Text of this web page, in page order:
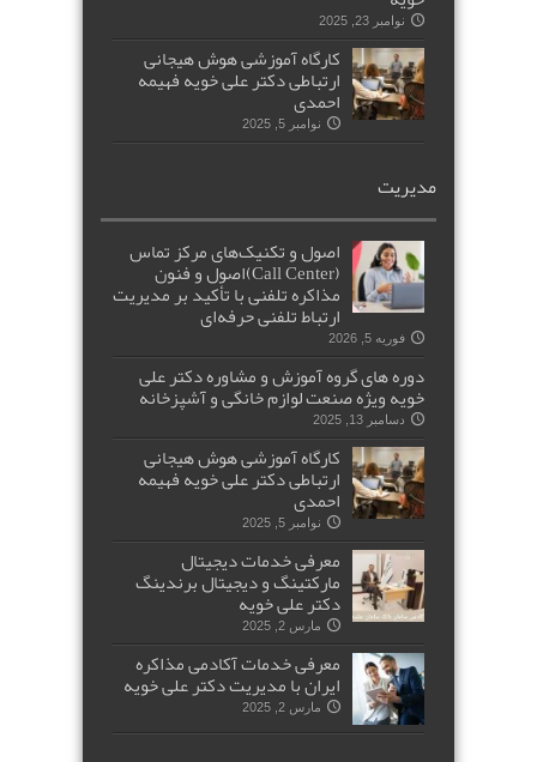
نوامبر 23, 2025
کارگاه آموزشی هوش هیجانی
ارتباطی دکتر علی خویه فهیمه
احمدی
نوامبر 5, 2025
مدیریت
اصول و تکنیک‌های مرکز تماس
(Call Center)اصول و فنون
مذاکره تلفنی با تأکید بر مدیریت
ارتباط تلفنی حرفه‌ای
فوریه 5, 2026
دوره های گروه آموزش و مشاوره دکتر علی
خویه ویژه صنعت لوازم خانگی و آشپزخانه
دسامبر 13, 2025
کارگاه آموزشی هوش هیجانی
ارتباطی دکتر علی خویه فهیمه
احمدی
نوامبر 5, 2025
معرفی خدمات دیجیتال
مارکتینگ و دیجیتال برندینگ
دکتر علی خویه
مارس 2, 2025
معرفی خدمات آکادمی مذاکره
ایران با مدیریت دکتر علی خویه
مارس 2, 2025